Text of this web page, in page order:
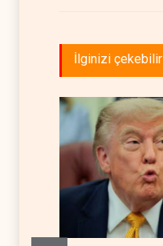
İlginizi çekebilir